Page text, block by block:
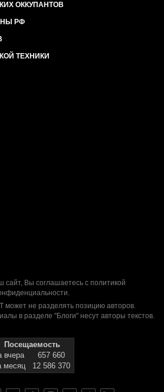
ОККУПАНТОВ
РФ
ТЕХНИКИ
сайт, Вы соглашаетесь с политикой
.
может не разделять позицию авторов.
в разделе "Блоги" несут авторы текстов.
Посещаемость
вчера
657 660
месяц
12 586 370